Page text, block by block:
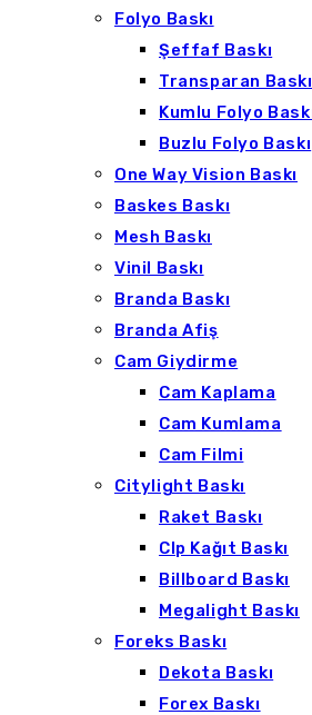
Folyo Baskı
Şeffaf Baskı
Transparan Baskı
Kumlu Folyo
Buzlu Folyo Baskı
One Way Vision Baskı
Baskes Baskı
Mesh Baskı
Vinil Baskı
Branda Baskı
Branda Afiş
Cam Giydirme
Cam Kaplama
Cam Kumlama
Cam Filmi
Citylight Baskı
Raket Baskı
Clp Kağıt Baskı
Billboard Baskı
Megalight Baskı
Foreks Baskı
Dekota Baskı
Forex Baskı